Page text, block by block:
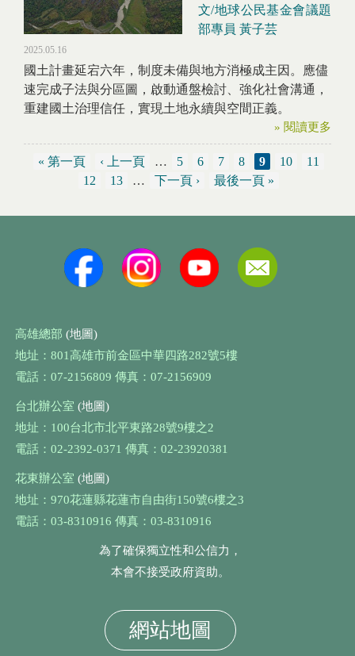
文/地球公民基金會議題
部專員 黃子芸
2025.05.16
國土計畫延宕六年，制度未備與地方消極成主因。應儘
速完成子法與分區圖，啟動通盤檢討、強化社會溝通，
重建國土治理信任，實現土地永續與空間正義。
» 閱讀更多
頁面
« 第一頁 ‹ 上一頁 … 5 6 7 8 9 10
11
12
13 … 下一頁 › 最後一頁 »
高雄總部 (地圖)
地址：801高雄市前金區中華四路282號5樓
電話：07-2156809 傳真：07-2156909
台北辦公室 (地圖)
地址：100台北市北平東路28號9樓之2
電話：02-2392-0371 傳真：02-23920381
花東辦公室 (地圖)
地址：970花蓮縣花蓮市自由街150號6樓之3
電話：03-8310916 傳真：03-8310916
為了確保獨立性和公信力，
本會不接受政府資助。
網站地圖